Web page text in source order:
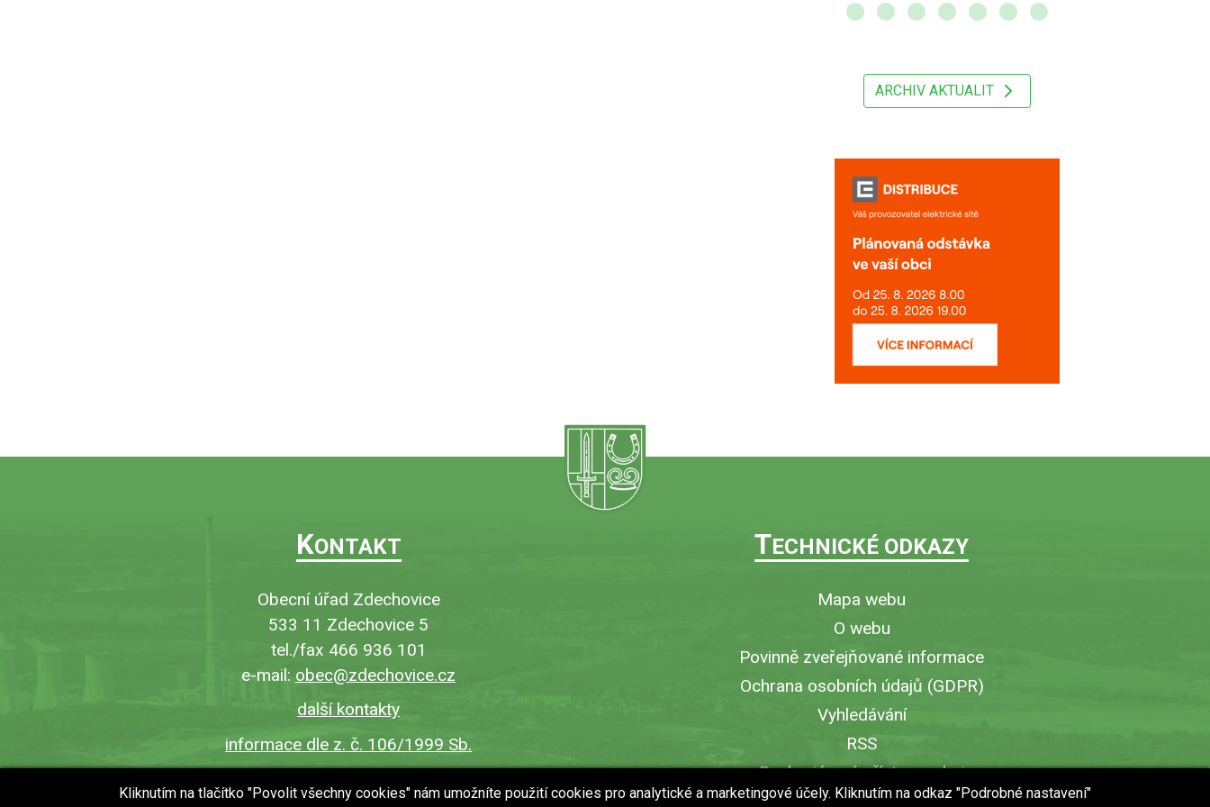
ARCHIV AKTUALIT
KONTAKT
Obecní úřad Zdechovice
533 11 Zdechovice 5
tel./fax 466 936 101
e-mail: obec@zdechovice.cz
další kontakty
informace dle z. č. 106/1999 Sb.
TECHNICKÉ ODKAZY
Mapa webu
O webu
Povinně zveřejňované informace
Ochrana osobních údajů (GDPR)
Vyhledávání
RSS
Bezbariérový přístup v obci
Vytisknout stránku
Kliknutím na tlačítko "Povolit všechny cookies" nám umožníte použití cookies pro analytické a marketingové účely. Kliknutím na odkaz "Podrobné nastavení"